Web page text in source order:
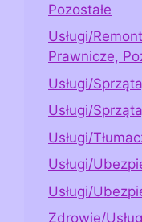
Pozostałe
Usługi/
Prawnicze,
Usługi/
Usługi/
Usługi/
Usługi/
Usługi/
Zdrowie/